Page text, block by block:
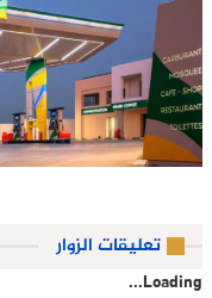
تعليقات الزوار
Loading...